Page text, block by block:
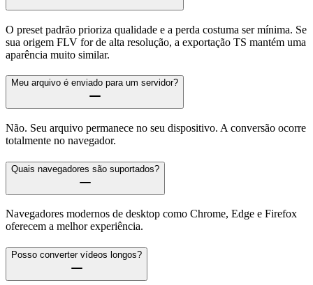
O preset padrão prioriza qualidade e a perda costuma ser mínima. Se
sua origem FLV for de alta resolução, a exportação TS mantém uma
aparência muito similar.
Meu arquivo é enviado para um servidor?
Não. Seu arquivo permanece no seu dispositivo. A conversão ocorre
totalmente no navegador.
Quais navegadores são suportados?
Navegadores modernos de desktop como Chrome, Edge e Firefox
oferecem a melhor experiência.
Posso converter vídeos longos?